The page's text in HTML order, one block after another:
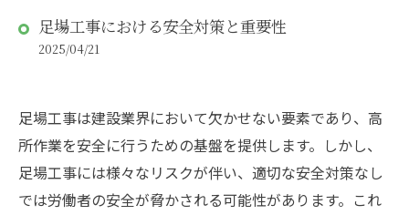
足場工事における安全対策と重要性
2025/04/21
足場工事は建設業界において欠かせない要素であり、高
所作業を安全に行うための基盤を提供します。しかし、
足場工事には様々なリスクが伴い、適切な安全対策なし
では労働者の安全が脅かされる可能性があります。これ